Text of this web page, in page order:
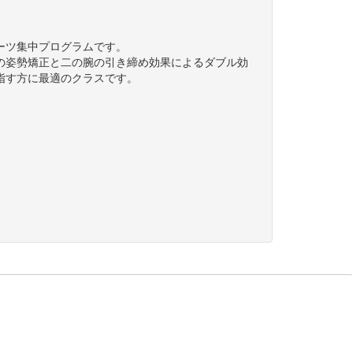
集中プログラムです。
勢矯正と二の腕の引き締め効果によるダブル効
方に最適のクラスです。